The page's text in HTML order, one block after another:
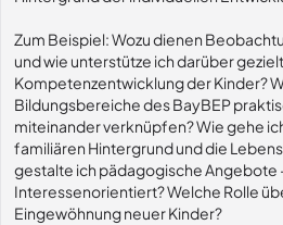
Zum Beispiel: Wozu dienen
und wie unterstütze ich darüber
Kompetenzentwicklung der Kinder?
Bildungsbereiche des BayBEP
miteinander verknüpfen? Wie gehe
familiären Hintergrund und die
gestalte ich pädagogische Angebote
Interessenorientiert? Welche Rolle
Eingewöhnung neuer Kinder?